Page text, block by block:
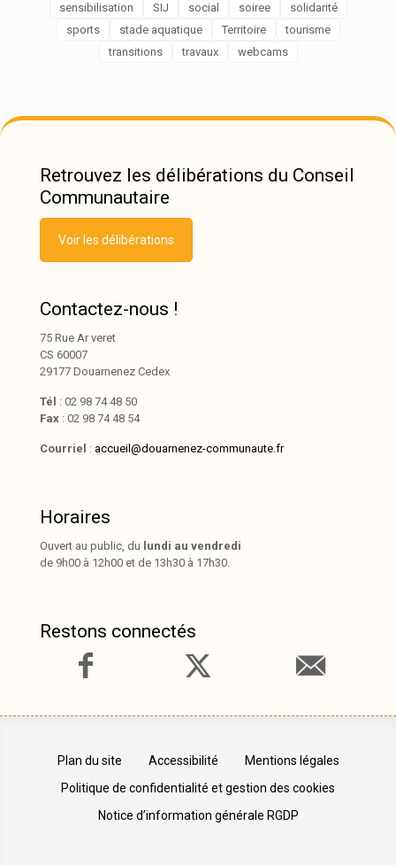
sensibilisation
SIJ social soiree
solidarité
sports
stade aquatique Territoire
tourisme
transitions
travaux webcams
Retrouvez les délibérations du Conseil
Communautaire
Voir les délibérations
Contactez-nous !
75 Rue Ar veret
CS 60007
29177 Douarnenez Cedex
Tél : 02 98 74 48 50
Fax : 02 98 74 48 54
Courriel : accueil@douarnenez-communaute.fr
Horaires
Ouvert au public, du lundi au vendredi
de 9h00 à 12h00 et de 13h30 à 17h30.
Restons connectés
Plan du site Accessibilité
Mentions légales
Politique de confidentialité et gestion des cookies
Notice d’information générale RGDP